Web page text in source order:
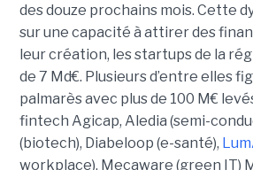
des douze prochains mois. Cette
sur une capacité à attirer des
leur création, les startups de la
de 7 Md€. Plusieurs d’entre elles
palmarès avec plus de 100 M€
fintech Agicap, Aledia (semi-
(biotech), Diabeloop (e-santé),
workplace), Mecaware (green IT)